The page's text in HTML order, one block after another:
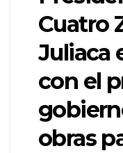
Cuatro
Juliaca
con el
obras